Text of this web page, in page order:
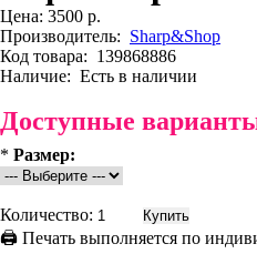
Цена: 3500 р.
Производитель: Sharp&Shop
Код товара: 139868886
Наличие: Есть в наличии
Доступные
* Размер:
Количество:
🖨 Печать выполняется по